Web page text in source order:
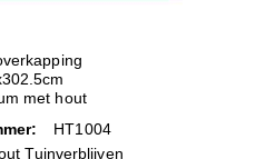
met hout
HT1004
Tuinverblijven